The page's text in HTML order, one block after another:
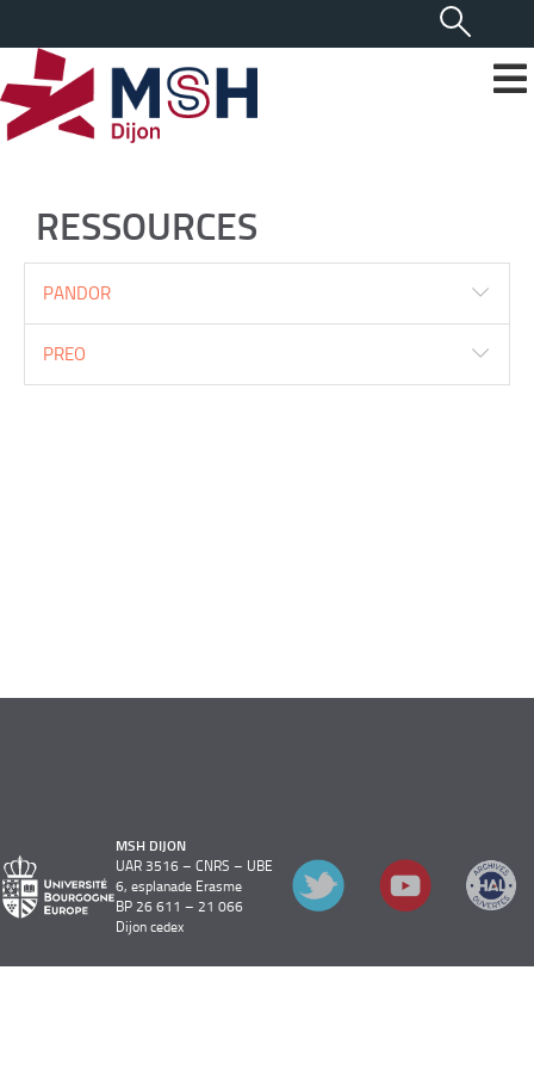
RESSOURCES
PANDOR
PREO
MSH DIJON
UAR 3516 – CNRS – UBE
6, esplanade Erasme
BP 26 611 – 21 066
Dijon cedex